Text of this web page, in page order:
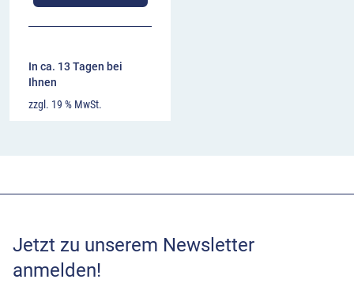
In ca. 13 Tagen bei
Ihnen
zzgl. 19 % MwSt.
Jetzt zu unserem Newsletter
anmelden!